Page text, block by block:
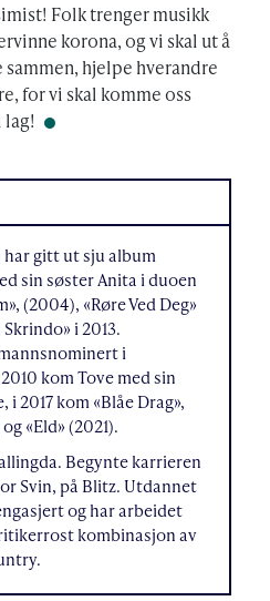
Folk trenger musikk
korona, og vi skal ut å
hjelpe hverandre
for vi skal komme oss
lag!
har gitt ut sju album
sin søster Anita i duoen
(2004), «Røre Ved Deg»
i 2013.
i
kom Tove med sin
2017 kom «Blåe Drag»,
«Eld» (2021).
Begynte karrieren
Svin, på Blitz. Utdannet
og har arbeidet
kombinasjon av